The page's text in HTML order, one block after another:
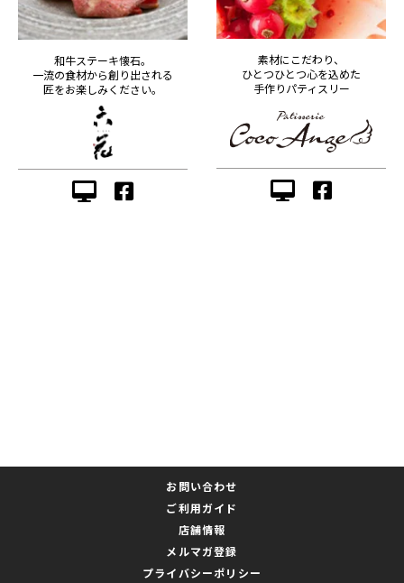
和牛ステーキ懐石。
一流の食材から創り出される
匠をお楽しみください。
素材にこだわり、
ひとつひとつ心を込めた
手作りパティスリー
お問い合わせ
ご利用ガイド
店舗情報
メルマガ登録
プライバシーポリシー